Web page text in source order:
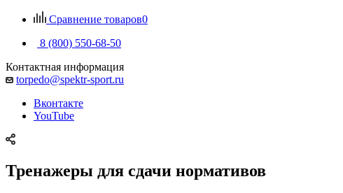
Сравнение товаров0
8 (800) 550-68-50
Контактная информация
torpedo@spektr-sport.ru
Вконтакте
YouTube
Тренажеры для сдачи нормативов